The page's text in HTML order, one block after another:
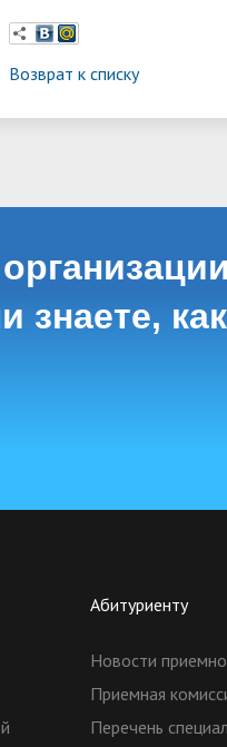
Возврат к списку
знаете,
Абитуриенту
Новости
Приемная
Перечень